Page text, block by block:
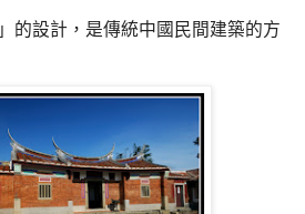
的設計，是傳統中國民間建築的方